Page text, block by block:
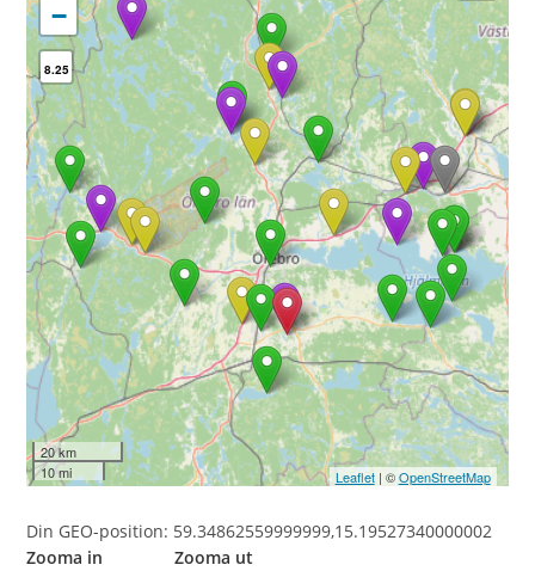
−
8.25
20 km
10 mi
Leaflet| ©OpenStreetMap
Din GEO-position: 59.34862559999999,15.19527340000002
Zooma in Zooma ut